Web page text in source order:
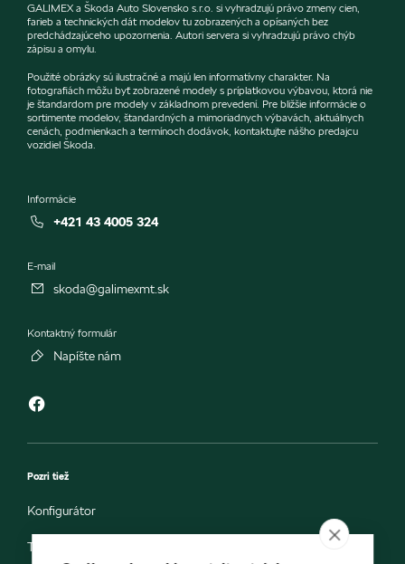
GALIMEX a Škoda Auto Slovensko s.r.o. si vyhradzujú právo zmeny cien,
farieb a technických dát modelov tu zobrazených a opísaných bez
predchádzajúceho upozornenia. Autori servera si vyhradzujú právo chýb
zápisu a omylu.
Použité obrázky sú ilustračné a majú len informatívny charakter. Na
fotografiách môžu byť zobrazené modely s príplatkovou výbavou, ktorá nie
je štandardom pre modely v základnom prevedení. Pre bližšie informácie o
sortimente modelov, štandardných a mimoriadnych výbavách, aktuálnych
cenách, podmienkach a termínoch dodávok, kontaktujte nášho predajcu
vozidiel Škoda.
Informácie
+421 43 4005 324
E-mail
skoda@galimexmt.sk
Kontaktný formulár
Napíšte nám
Pozri tiež
Konfigurátor
Testovacia jazda